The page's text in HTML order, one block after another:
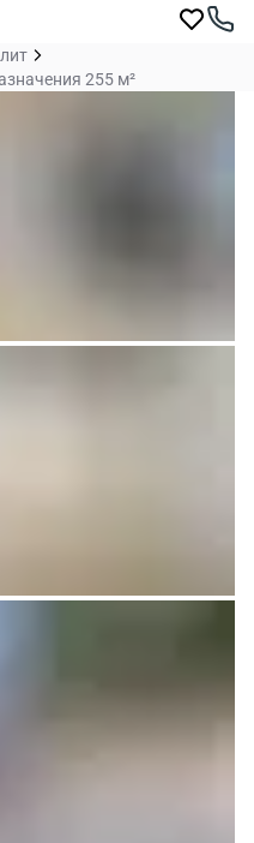
255 м²